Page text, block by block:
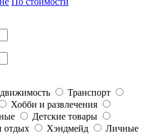
Транспорт
Хобби и развлечения
Детские товары
отдых Хэндмейд
Личные